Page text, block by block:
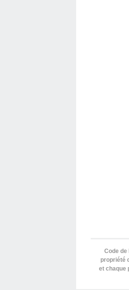
Code
propriété
et chaque